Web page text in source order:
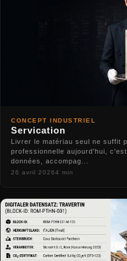
CONCEPT INDUSTRIEL
Servication
Livrer le matériau seul ne suffit
professionnelle aujourd'hui,
données, accompag...
26 avril 20264 min